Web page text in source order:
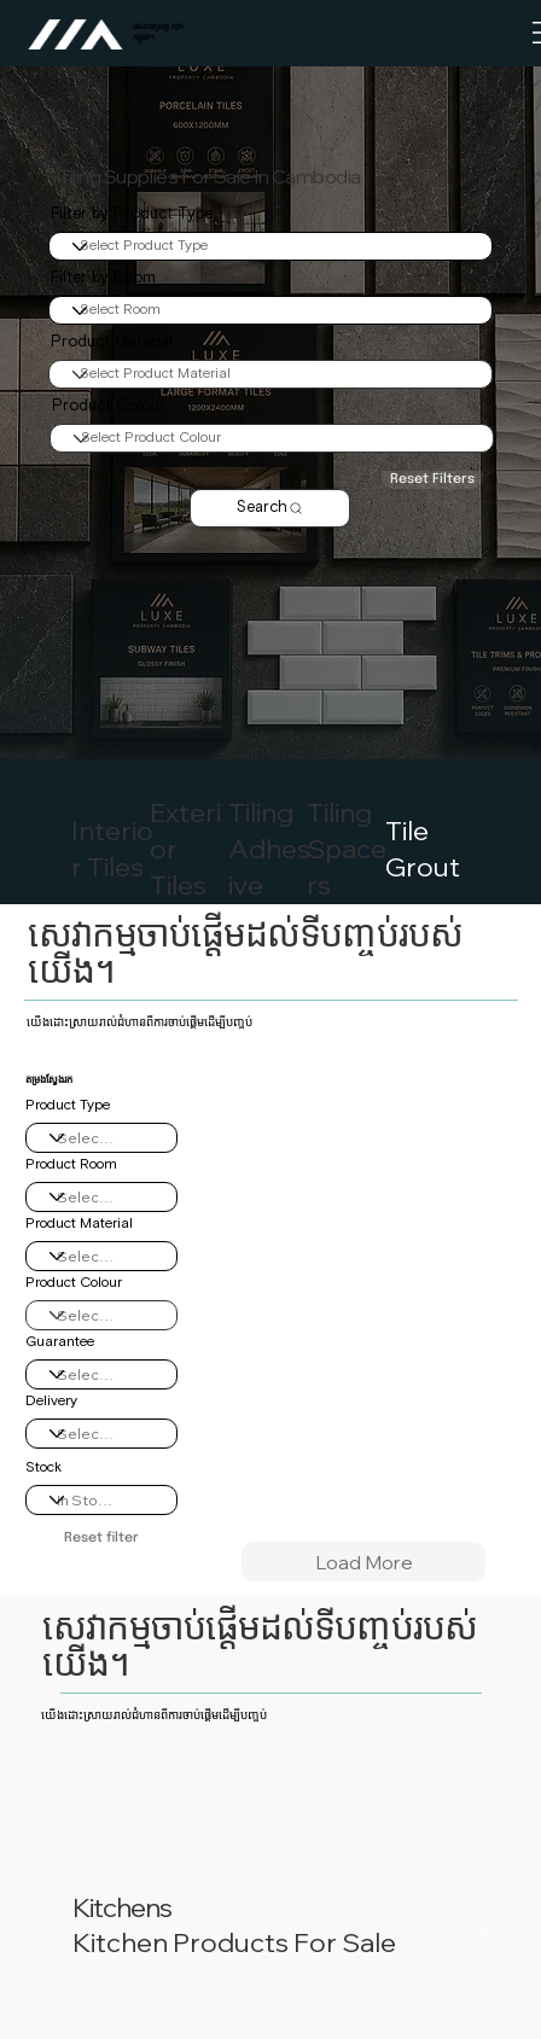
អចលនទ្រព្យ លុច
កម្ពុជា។
Tiling Supplies For Sale In Cambodia
Filter by Product Type
Filter by Room
Product Material
Product Colour
Reset Filters
Search
សេវាកម្មចាប់ផ្តើមដល់ទីបញ្ចប់របស់
យើង។
យើងដោះស្រាយរាល់ជំហានពីការចាប់ផ្តើមដើម្បីបញ្ចប់
Kitchens
Kitchen Products For Sale
Interio
r Tiles
Exteri
or
Tiles
Tiling
Adhes
ive
Tiling
Space
rs
Tile
Grout
តម្រងស្វែងរក
Product Type
Product Room
Product Material
Product Colour
Guarantee
Delivery
Reset filter
Stock
Load More
សេវាកម្មចាប់ផ្តើមដល់ទីបញ្ចប់របស់
យើង។
យើងដោះស្រាយរាល់ជំហានពីការចាប់ផ្តើមដើម្បីបញ្ចប់